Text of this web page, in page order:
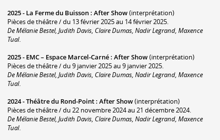
2025 - La Ferme du Buisson : After Show(interprétation)
Pièces de théâtre / du 13 février 2025 au 14 février 2025.
De Mélanie Bestel, Judith Davis, Claire Dumas, Nadir Legrand, Maxence
Tual.
2025 - EMC – Espace Marcel-Carné : After Show(interprétation)
Pièces de théâtre / du 9 janvier 2025 au 9 janvier 2025.
De Mélanie Bestel, Judith Davis, Claire Dumas, Nadir Legrand, Maxence
Tual.
2024 -Théâtre du Rond-Point : After Show(interprétation)
Pièces de théâtre / du 22 novembre 2024 au 21 décembre 2024.
De Mélanie Bestel, Judith Davis, Claire Dumas, Nadir Legrand, Maxence
Tual.